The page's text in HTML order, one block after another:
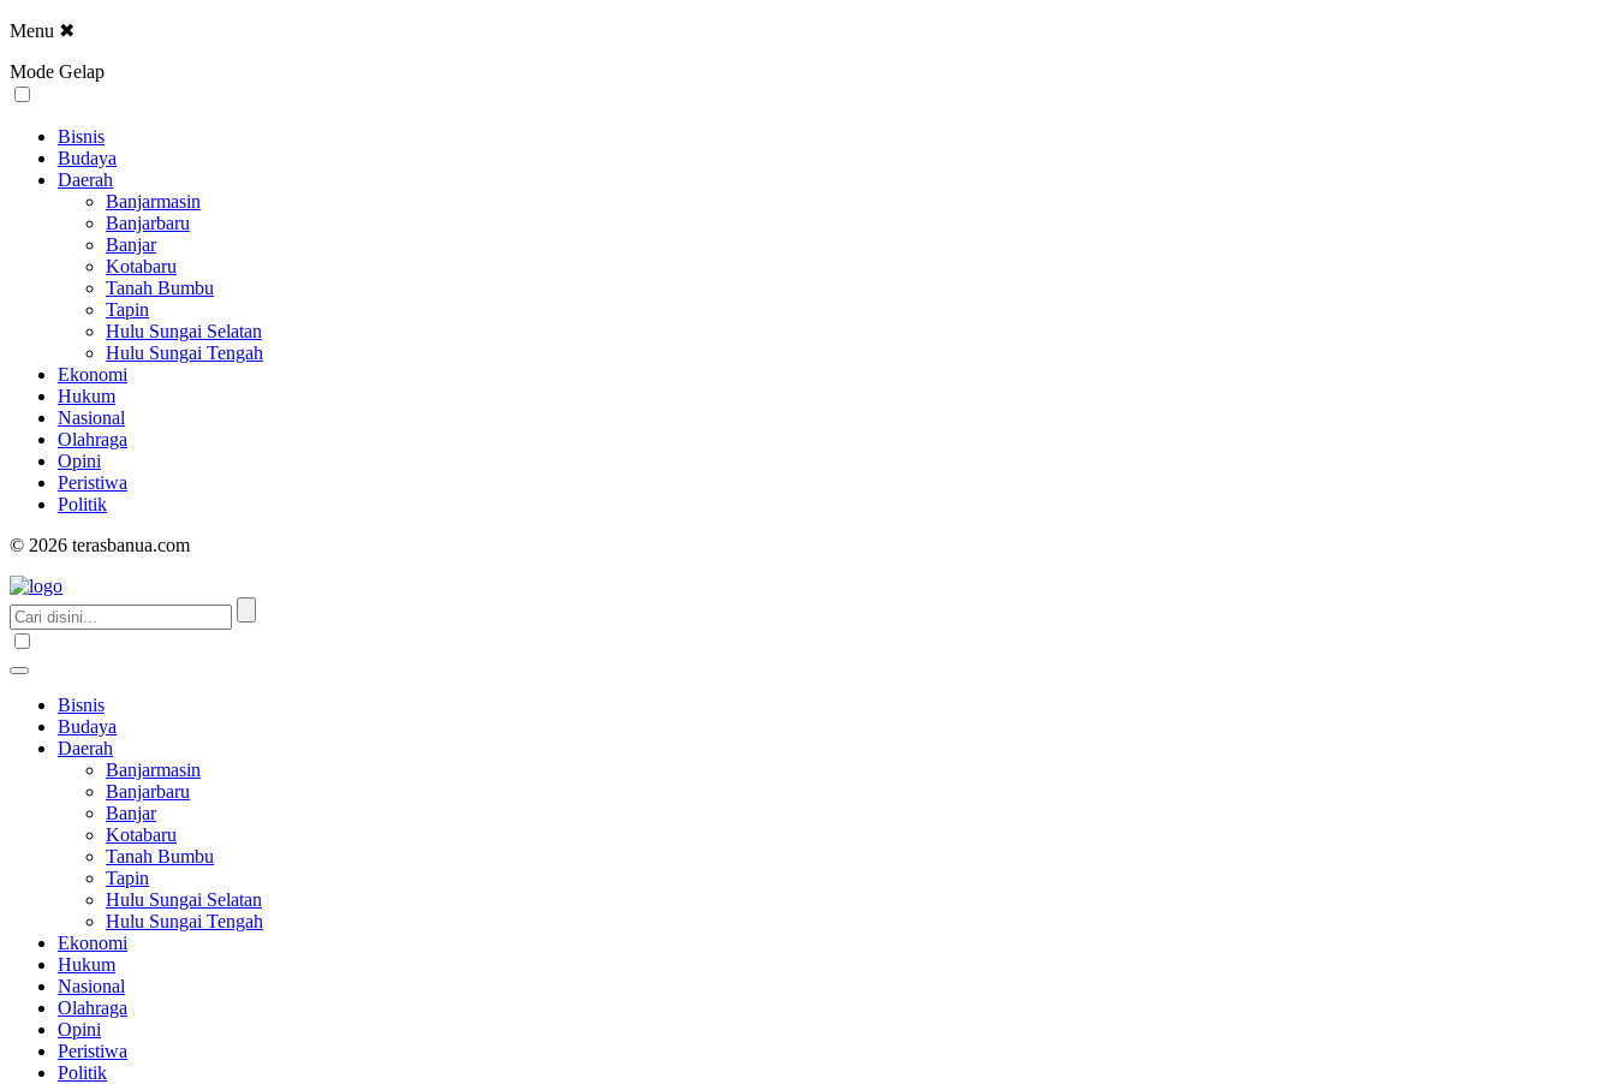
Menu ✖
Mode Gelap
Bisnis
Budaya
Daerah
Banjarmasin
Banjarbaru
Banjar
Kotabaru
Tanah Bumbu
Tapin
Hulu Sungai Selatan
Hulu Sungai Tengah
Ekonomi
Hukum
Nasional
Olahraga
Opini
Peristiwa
Politik
© 2026 terasbanua.com
Bisnis
Budaya
Daerah
Banjarmasin
Banjarbaru
Banjar
Kotabaru
Tanah Bumbu
Tapin
Hulu Sungai Selatan
Hulu Sungai Tengah
Ekonomi
Hukum
Nasional
Olahraga
Opini
Peristiwa
Politik